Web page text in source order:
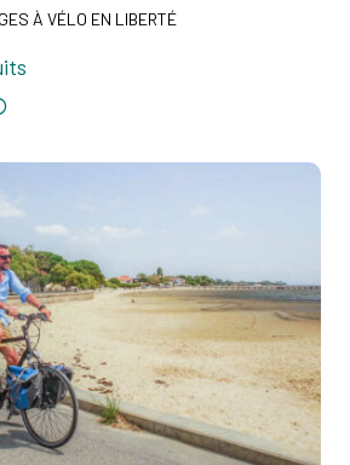
À VÉLO EN LIBERTÉ